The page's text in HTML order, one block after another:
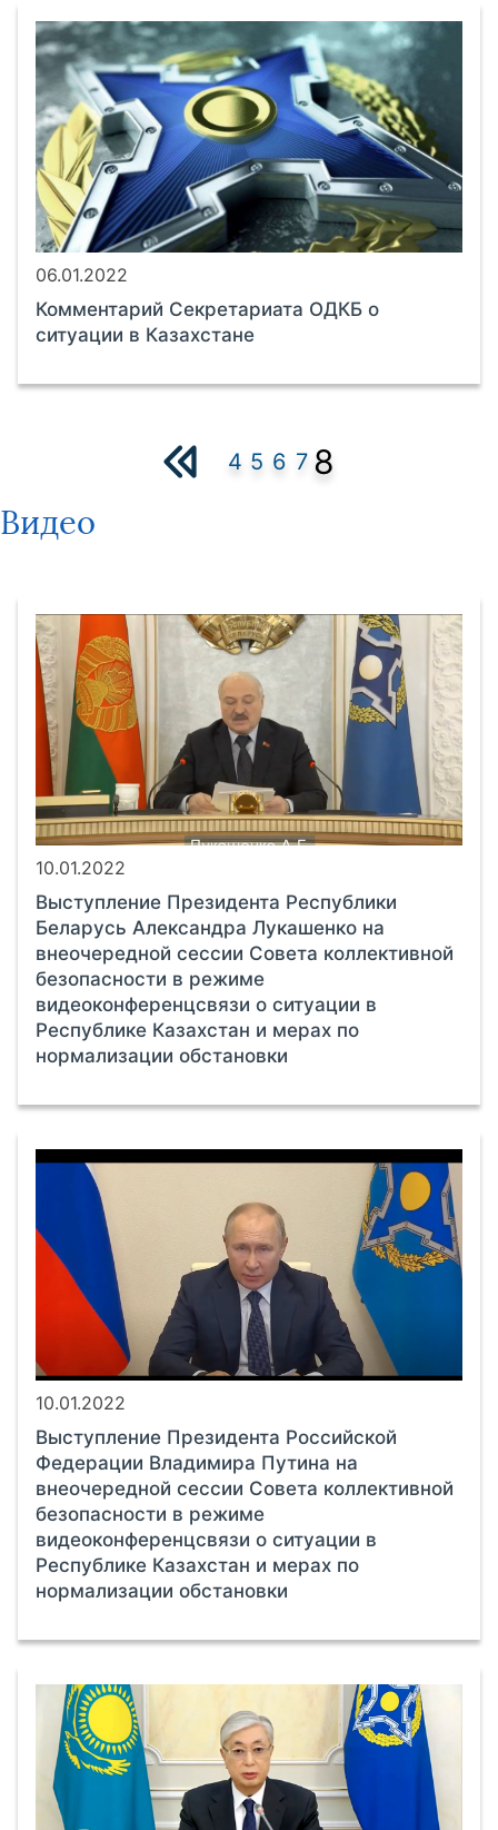
06.01.2022
Комментарий Секретариата ОДКБ о
ситуации в Казахстане
4 5 6 7 8
Видео
10.01.2022
Выступление Президента Республики
Беларусь Александра Лукашенко на
внеочередной сессии Совета коллективной
безопасности в режиме
видеоконференцсвязи о ситуации в
Республике Казахстан и мерах по
нормализации обстановки
10.01.2022
Выступление Президента Российской
Федерации Владимира Путина на
внеочередной сессии Совета коллективной
безопасности в режиме
видеоконференцсвязи о ситуации в
Республике Казахстан и мерах по
нормализации обстановки